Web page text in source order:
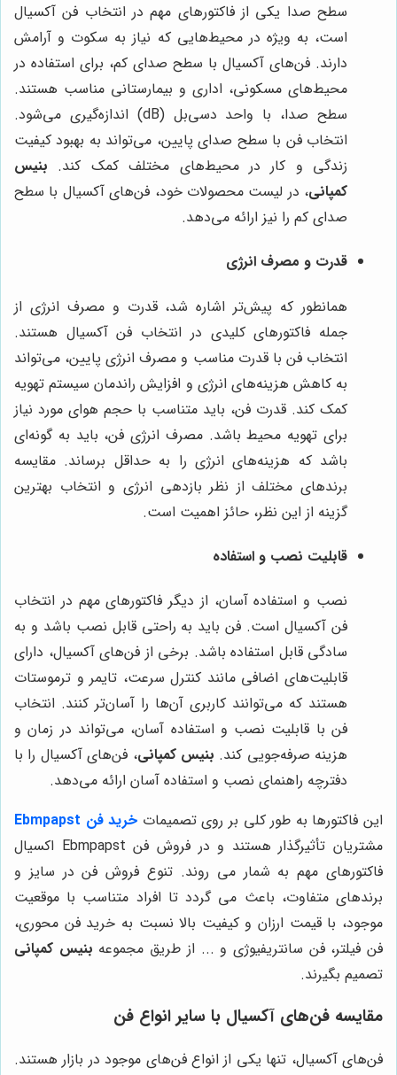
سطح صدا یکی از فاکتورهای مهم در انتخاب فن آکسیال
است، به ویژه در محیط‌هایی که نیاز به سکوت و آرامش
دارند. فن‌های آکسیال با سطح صدای کم، برای استفاده در
محیط‌های مسکونی، اداری و بیمارستانی مناسب هستند.
سطح صدا، با واحد دسی‌بل (dB) اندازه‌گیری می‌شود.
انتخاب فن با سطح صدای پایین، می‌تواند به بهبود کیفیت
زندگی و کار در محیط‌های مختلف کمک کند. بنیس
کمپانی، در لیست محصولات خود، فن‌های آکسیال با سطح
صدای کم را نیز ارائه می‌دهد.
قدرت و مصرف انرژی
همانطور که پیش‌تر اشاره شد، قدرت و مصرف انرژی از
جمله فاکتورهای کلیدی در انتخاب فن آکسیال هستند.
انتخاب فن با قدرت مناسب و مصرف انرژی پایین، می‌تواند
به کاهش هزینه‌های انرژی و افزایش راندمان سیستم تهویه
کمک کند. قدرت فن، باید متناسب با حجم هوای مورد نیاز
برای تهویه محیط باشد. مصرف انرژی فن، باید به گونه‌ای
باشد که هزینه‌های انرژی را به حداقل برساند. مقایسه
برندهای مختلف از نظر بازدهی انرژی و انتخاب بهترین
گزینه از این نظر، حائز اهمیت است.
قابلیت نصب و استفاده
نصب و استفاده آسان، از دیگر فاکتورهای مهم در انتخاب
فن آکسیال است. فن باید به راحتی قابل نصب باشد و به
سادگی قابل استفاده باشد. برخی از فن‌های آکسیال، دارای
قابلیت‌های اضافی مانند کنترل سرعت، تایمر و ترموستات
هستند که می‌توانند کاربری آن‌ها را آسان‌تر کنند. انتخاب
فن با قابلیت نصب و استفاده آسان، می‌تواند در زمان و
هزینه صرفه‌جویی کند. بنیس کمپانی، فن‌های آکسیال را با
دفترچه راهنمای نصب و استفاده آسان ارائه می‌دهد.
این فاکتورها به طور کلی بر روی تصمیمات خرید فن Ebmpapst
مشتریان تأثیرگذار هستند و در فروش فن Ebmpapst اکسیال
فاکتورهای مهم به شمار می روند. تنوع فروش فن در سایز و
برندهای متفاوت، باعث می گردد تا افراد متناسب با موقعیت
موجود، با قیمت ارزان و کیفیت بالا نسبت به خرید فن محوری،
فن فیلتر، فن سانتریفیوژی و ... از طریق مجموعه بنیس کمپانی
تصمیم بگیرند.
مقایسه فن‌های آکسیال با سایر انواع فن
فن‌های آکسیال، تنها یکی از انواع فن‌های موجود در بازار هستند.